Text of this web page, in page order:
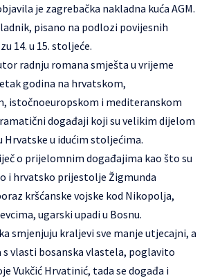
je zagrebačka nakladna kuća AGM.
pisano na podlozi povijesnih
14. u 15. stoljeće.
radnju romana smješta u vrijeme
godina na hrvatskom,
istočnoeuropskom i mediteranskom
događaji koji su velikim dijelom
Hrvatske u idućim stoljećima.
o prijelomnim događajima kao što su
i hrvatsko prijestolje Žigmunda
kršćanske vojske kod Nikopolja,
ugarski upadi u Bosnu.
smjenjuju kraljevi sve manje utjecajni, a
s vlasti bosanska vlastela, poglavito
Vukčić Hrvatinić, tada se događa i